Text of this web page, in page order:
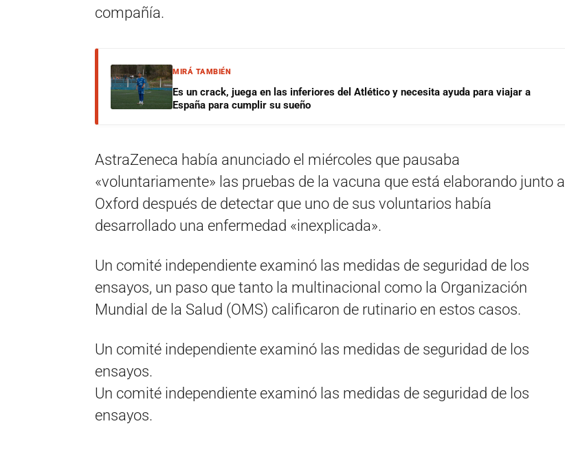
compañía.
MIRÁ TAMBIÉN
Es un crack, juega en las inferiores del Atlético y necesita ayuda para viajar a
España para cumplir su sueño
AstraZeneca había anunciado el miércoles que pausaba
«voluntariamente» las pruebas de la vacuna que está elaborando junto a
Oxford después de detectar que uno de sus voluntarios había
desarrollado una enfermedad «inexplicada».
Un comité independiente examinó las medidas de seguridad de los
ensayos, un paso que tanto la multinacional como la Organización
Mundial de la Salud (OMS) calificaron de rutinario en estos casos.
Un comité independiente examinó las medidas de seguridad de los
ensayos.
Un comité independiente examinó las medidas de seguridad de los
ensayos.